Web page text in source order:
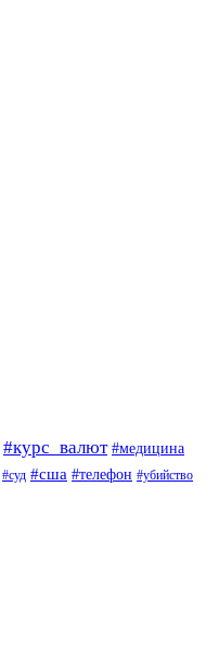
#курс_валют #медицина
#суд #сша #телефон #убийство